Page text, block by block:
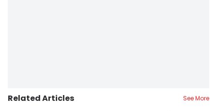
Related Articles See More